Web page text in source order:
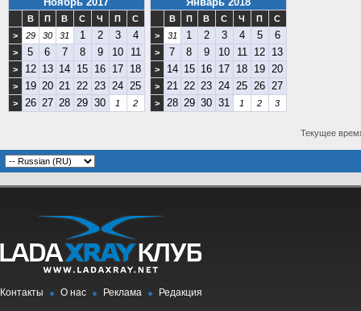
В П В С Ч П
С
>
29 30 31 1 2 3 4
> 5 6 7 8 9 10 11
> 12 13 14 15 16 17 18
> 19 20 21 22 23 24 25
> 26 27 28 29 30 1 2
В П В С Ч П
С
>
31 1 2 3 4 5 6
> 7 8 9 10 11 12 13
> 14 15 16 17 18 19 20
> 21 22 23 24 25 26 27
> 28 29 30 31 1 2 3
Текущее
Контакты О нас Реклама Редакция